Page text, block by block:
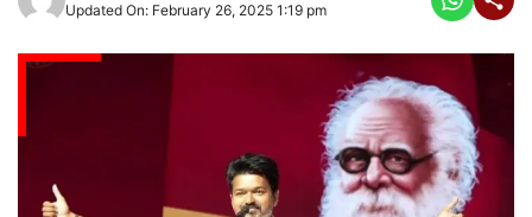
Updated On: February 26, 2025 1:19 pm